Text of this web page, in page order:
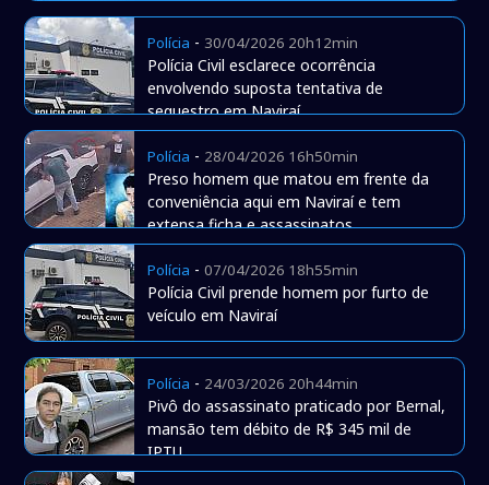
Polícia - 30/04/2026 20h12min
Polícia Civil esclarece ocorrência
envolvendo suposta tentativa de
sequestro em Naviraí
Polícia - 28/04/2026 16h50min
Preso homem que matou em frente da
conveniência aqui em Naviraí e tem
extensa ficha e assassinatos
Polícia -07/04/2026 18h55min
Polícia Civil prende homem por furto de
veículo em Naviraí
Polícia - 24/03/2026 20h44min
Pivô do assassinato praticado por Bernal,
mansão tem débito de R$ 345 mil de
IPTU